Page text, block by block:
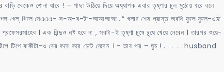
থেকেও শোনা যাবে ! – পাছা উঠিয়ে দিয়ে অধ্যাপক এবার তৃষ্ণার চুল মুঠোয় ধরে বলে
গেল্ গেল্ গিলে নেএএএ- স-অ-ব-টা-আআআআ…” গলার শেষ প্রান্ত অবধি ফুলে ফুলে-ওঠা
। এক বিন্দুও নষ্ট হবে না , সবটা-ই তৃষ্ণা চুষে চুষে খেয়ে নেবেন । তারপর শুয়ে-
টিপে বাকীটা-ও বের করে করে চেটে নেবেন । – তার পর – ঘুম ! . . . . . husband